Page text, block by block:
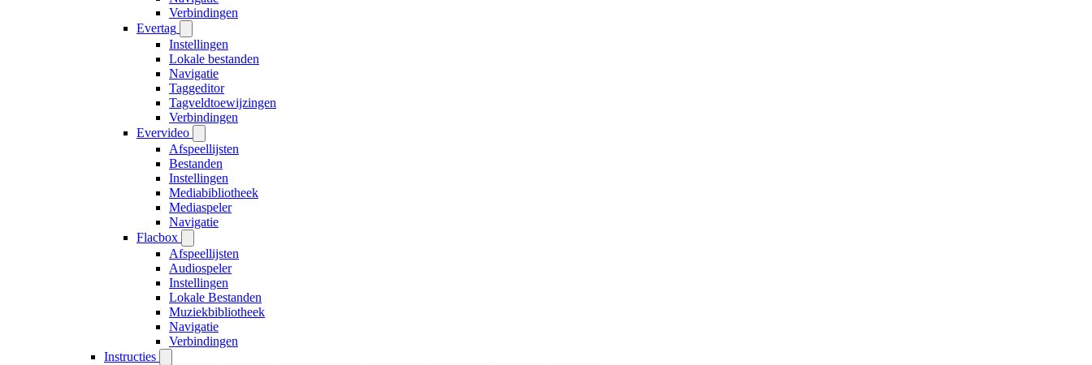
Verbindingen
Evertag
Instellingen
Lokale bestanden
Navigatie
Taggeditor
Tagveldtoewijzingen
Verbindingen
Evervideo
Afspeellijsten
Bestanden
Instellingen
Mediabibliotheek
Mediaspeler
Navigatie
Flacbox
Afspeellijsten
Audiospeler
Instellingen
Lokale Bestanden
Muziekbibliotheek
Navigatie
Verbindingen
Instructies